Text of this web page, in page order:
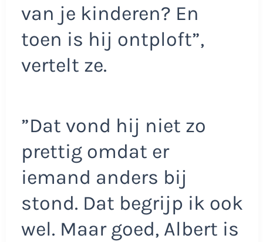
van je kinderen? En
toen is hij ontploft”,
vertelt ze.
”Dat vond hij niet zo
prettig omdat er
iemand anders bij
stond. Dat begrijp ik ook
wel. Maar goed, Albert is